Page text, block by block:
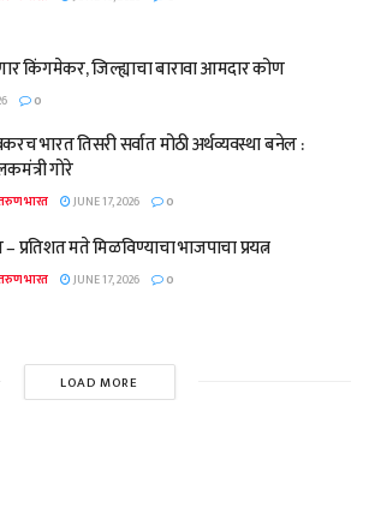
किंगमेकर, जिल्ह्याचा बारावा आमदार कोण
0
भारत तिसरी सर्वात मोठी अर्थव्यवस्था बनेल :
गोरे
भारत JUNE 17, 2026 0
प्रतिशत मते मिळविण्याचा भाजपाचा प्रयत्न
भारत JUNE 17, 2026 0
LOAD MORE